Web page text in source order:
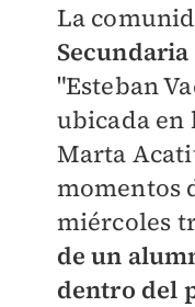
La
"Esteban
ubicada en
Marta
momentos
miércoles
de un
dentro del